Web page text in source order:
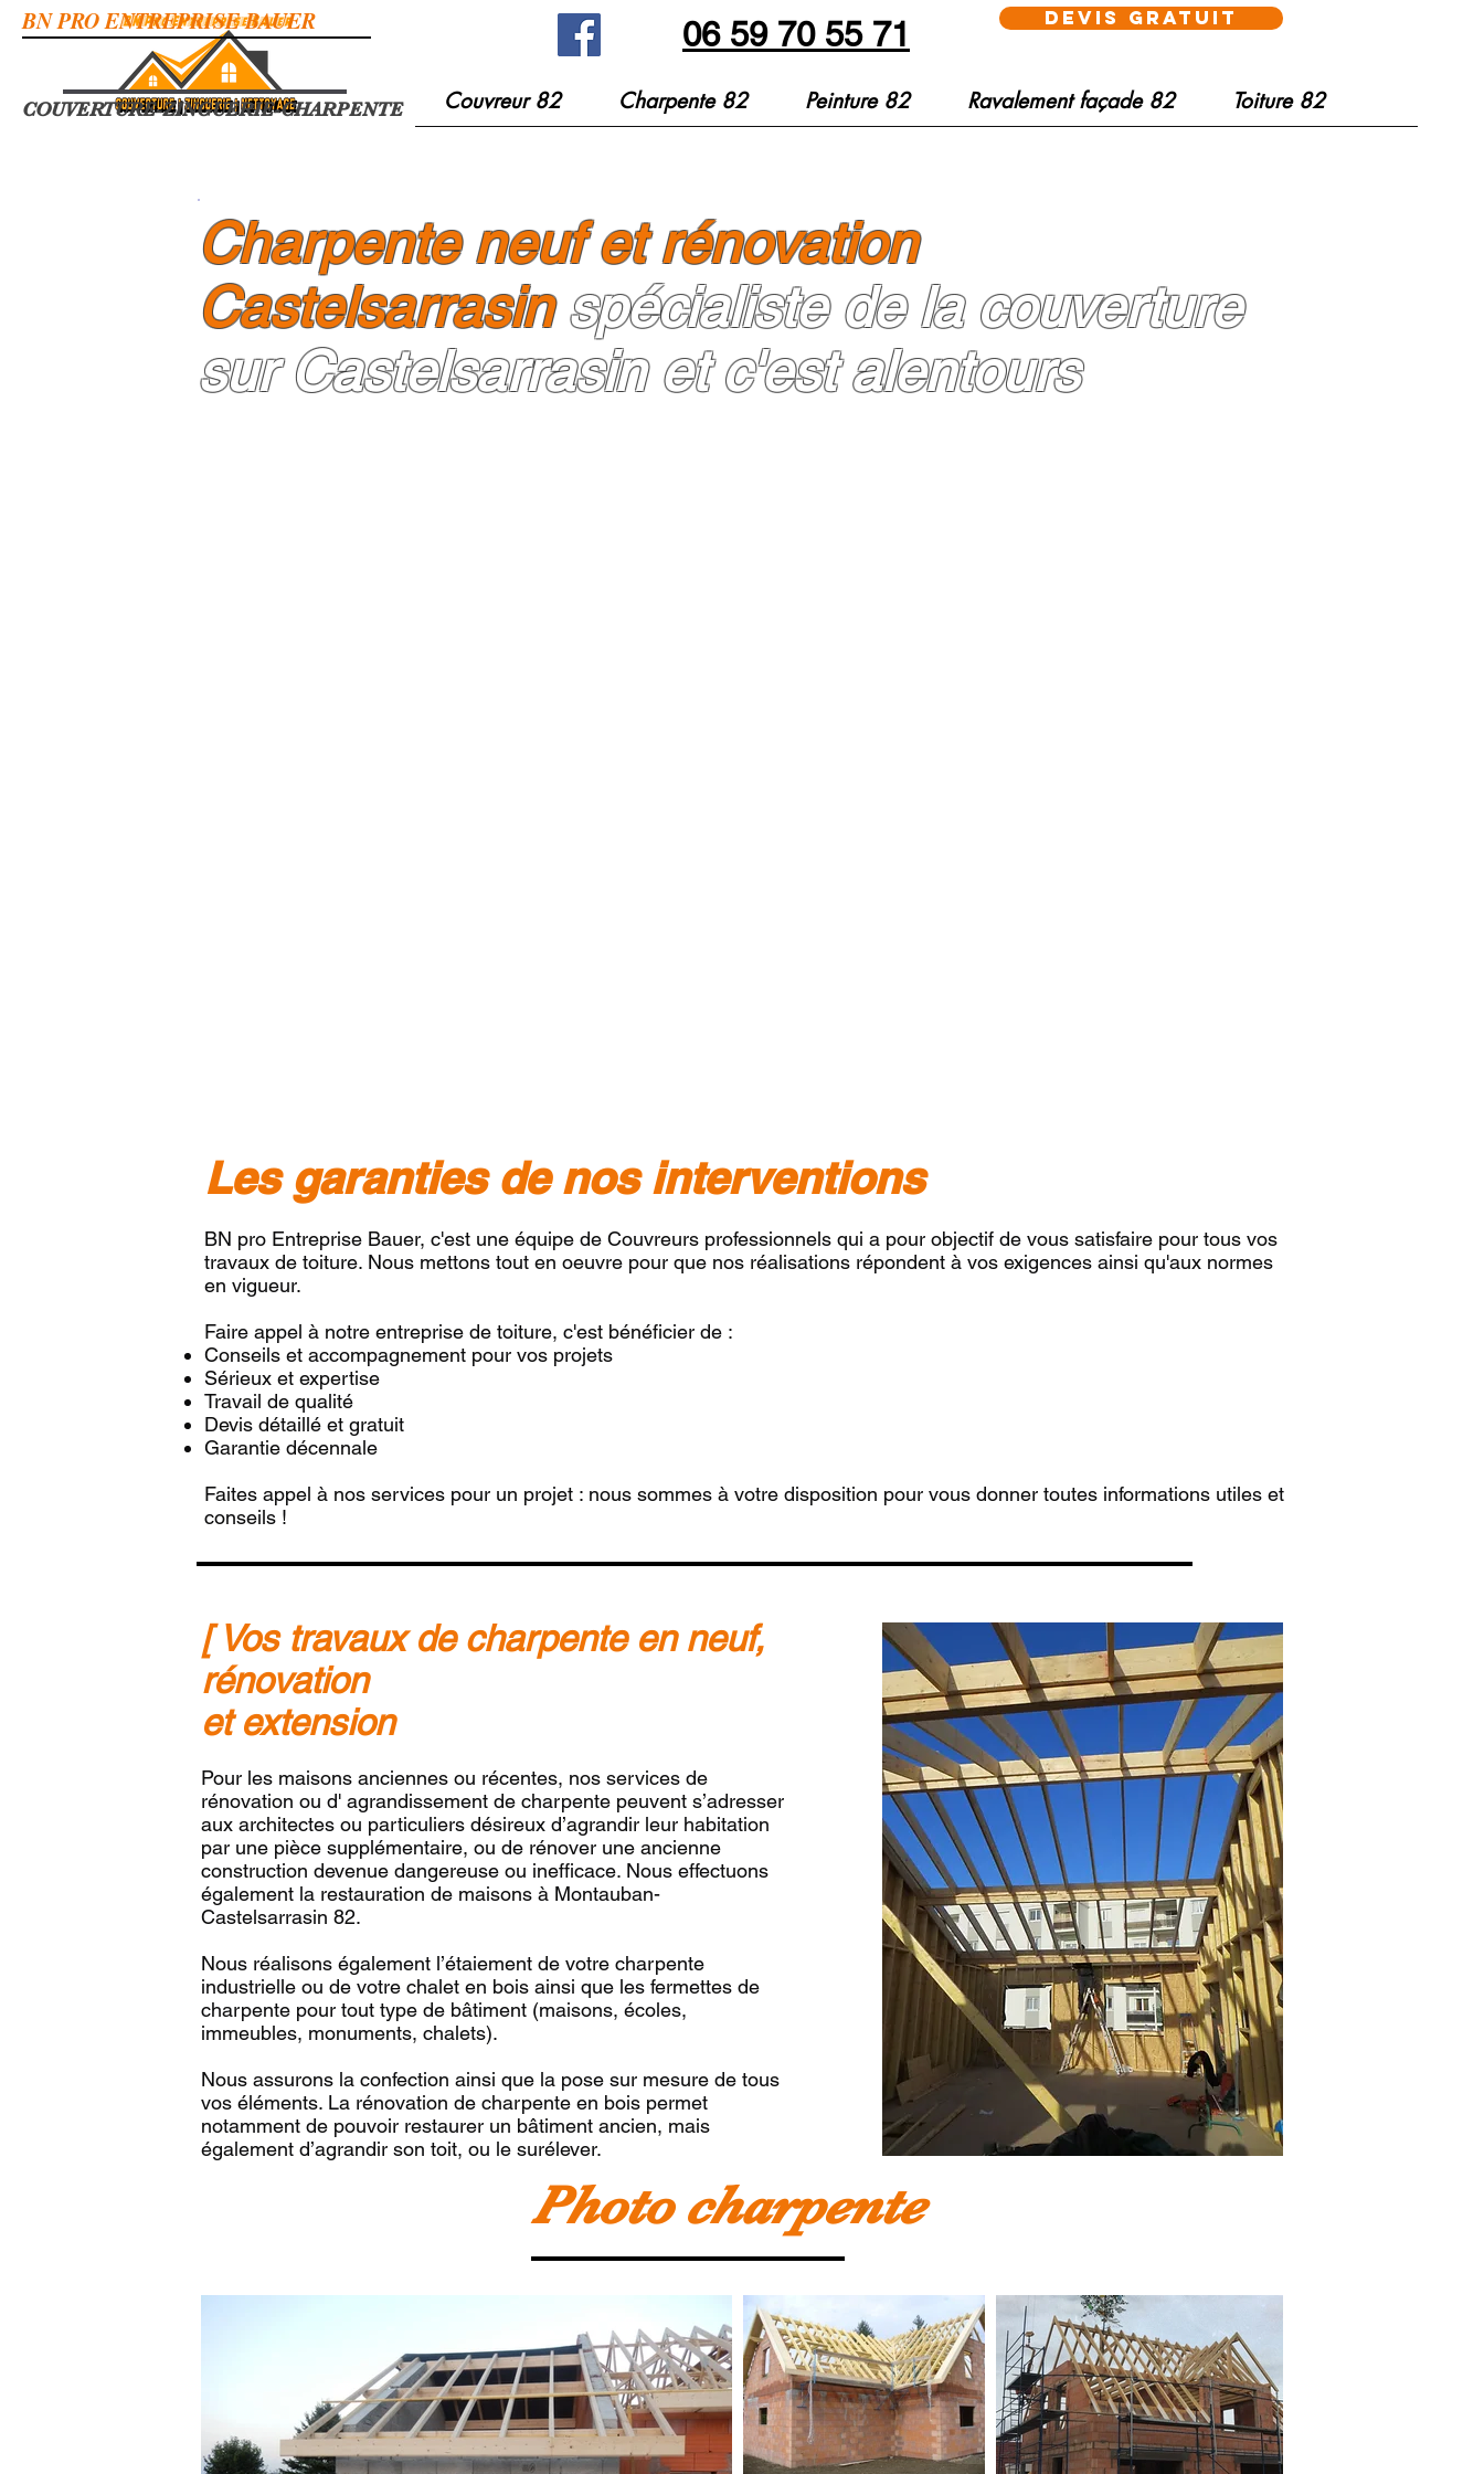
COUVERTURE-ZINGUERIE-CHARPENTE
BN PRO ENTREPRISE BAUER 06 59 70 55 71 devis gratuit
Couvreur 82 Charpente 82 Peinture 82 Ravalement façade 82 Toiture 82
Charpente neuf et rénovation
Castelsarrasinspécialiste de la couverture
sur Castelsarrasin et c'est alentours
Les garanties de nos interventions
BN pro Entreprise Bauer, c'est une équipe de Couvreurs professionnels qui a pour objectif de vous satisfaire pour tous vos
travaux de toiture. Nous mettons tout en oeuvre pour que nos réalisations répondent à vos exigences ainsi qu'aux normes
en vigueur.
Faire appel à notre entreprise de toiture, c'est bénéficier de :
Conseils et accompagnement pour vos projets
Sérieux et expertise
Travail de qualité
Devis détaillé et gratuit
Garantie décennale
Faites appel à nos services pour un projet : nous sommes à votre disposition pour vous donner toutes informations utiles et
conseils !
[ Vos travaux de charpente en neuf,
rénovation
et extension
Pour les maisons anciennes ou récentes, nos services de
rénovation ou d' agrandissement de charpente peuvent s’adresser
aux architectes ou particuliers désireux d’agrandir leur habitation
par une pièce supplémentaire, ou de rénover une ancienne
construction devenue dangereuse ou inefficace. Nous effectuons
également la restauration de maisons à Montauban-
Castelsarrasin 82.
Nous réalisons également l’étaiement de votre charpente
industrielle ou de votre chalet en bois ainsi que les fermettes de
charpente pour tout type de bâtiment (maisons, écoles,
immeubles, monuments, chalets).
Nous assurons la confection ainsi que la pose sur mesure de tous
vos éléments. La rénovation de charpente en bois permet
notamment de pouvoir restaurer un bâtiment ancien, mais
également d’agrandir son toit, ou le surélever.
Photo charpente